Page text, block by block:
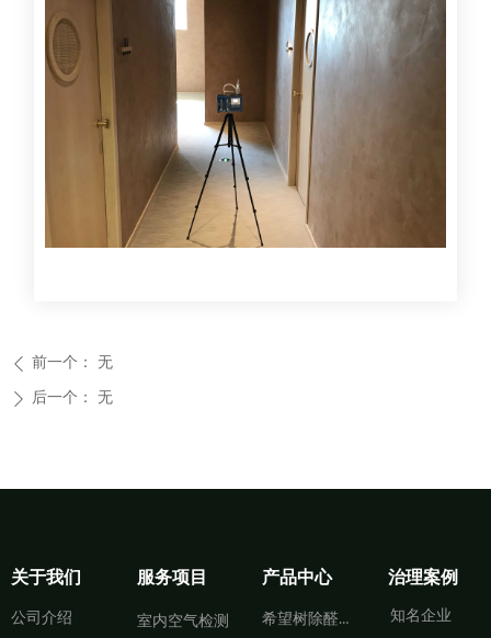
ꄴ 前一个： 无
ꄲ 后一个： 无
关于我们
公司介绍
服务项目
室内空气检测
产品中心
希望树除醛小绿罐
知名企业
治理案例